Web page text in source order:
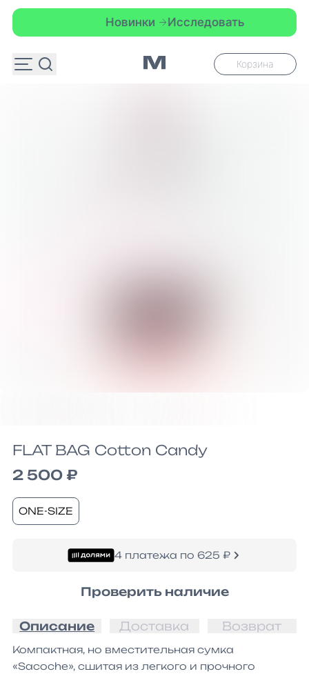
Новинки Исследовать
Корзина
FLAT BAG Cotton Candy
2 500 ₽
ONE-SIZE
4 платежа по 625 ₽
Проверить наличие
Описание Доставка Возврат
Компактная, но вместительная сумка
«Sacoche», сшитая из легкого и прочного